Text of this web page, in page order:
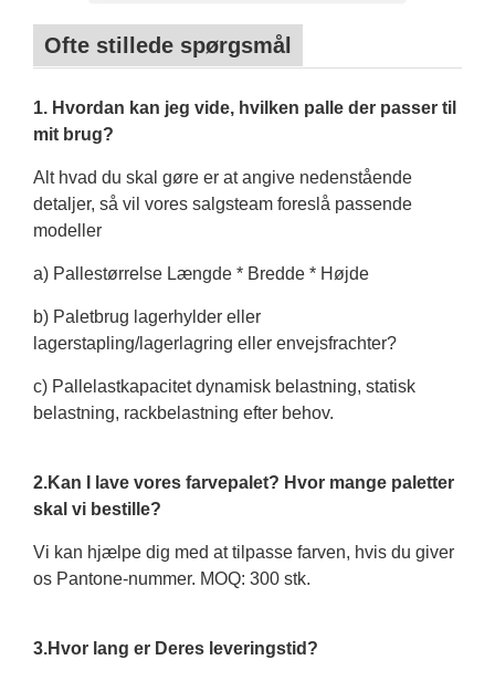
Ofte stillede spørgsmål
1. Hvordan kan jeg vide, hvilken palle der passer til
mit brug?
Alt hvad du skal gøre er at angive nedenstående
detaljer, så vil vores salgsteam foreslå passende
modeller
a) Pallestørrelse Længde * Bredde * Højde
b) Paletbrug lagerhylder eller
lagerstapling/lagerlagring eller envejsfrachter?
c) Pallelastkapacitet dynamisk belastning, statisk
belastning, rackbelastning efter behov.
2.Kan I lave vores farvepalet? Hvor mange paletter
skal vi bestille?
Vi kan hjælpe dig med at tilpasse farven, hvis du giver
os Pantone-nummer. MOQ: 300 stk.
3.Hvor lang er Deres leveringstid?